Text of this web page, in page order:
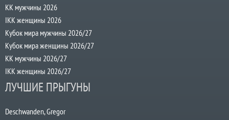
КК мужчины 2026
IKK женщины 2026
Кубок мира мужчины 2026/27
Кубок мира женщины 2026/27
КК мужчины 2026/27
IKK женщины 2026/27
ЛУЧШИЕ ПРЫГУНЫ
Deschwanden, Gregor